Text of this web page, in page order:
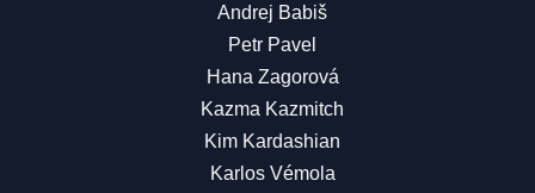
Andrej Babiš
Petr Pavel
Hana Zagorová
Kazma Kazmitch
Kim Kardashian
Karlos Vémola